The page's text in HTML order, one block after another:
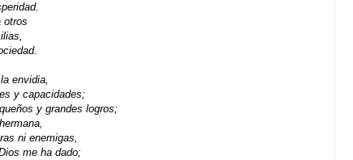
otros
envidia,
y capacidades;
y grandes logros;
ni enemigas,
me ha dado;